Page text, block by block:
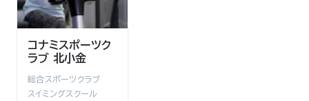
コナミスポーツク
ラブ 北小金
総合スポーツクラブ
スイミングスクール